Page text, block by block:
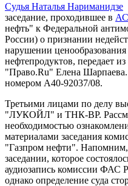
Судья Наталья Нариманидзе
заседание, проходившее в
нефть" к Федеральной
России) о признании
нарушении
нефтепродуктов, передает
"Право.Ru" Елена Шарпаева.
номером А40-92037/08.
Третьими лицами по делу
"ЛУКОЙЛ" и ТНК-BP.
необходимостью
материалами заседания
"Газпром нефти".
заседании, которое
аудиозапись комиссии ФАС
однако определение суда